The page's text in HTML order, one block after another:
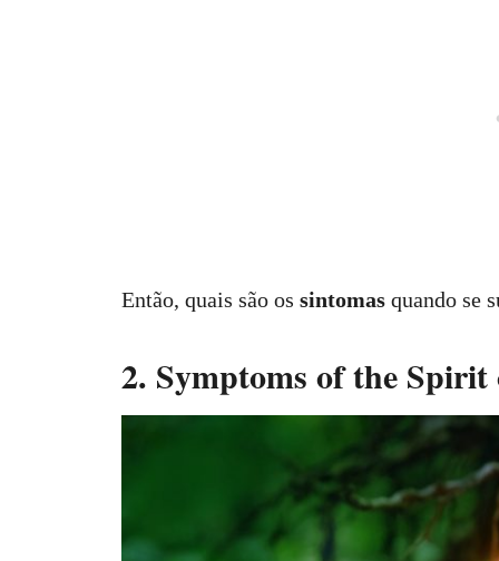
Então, quais são os sintomas quando se
2. Symptoms of the Spirit